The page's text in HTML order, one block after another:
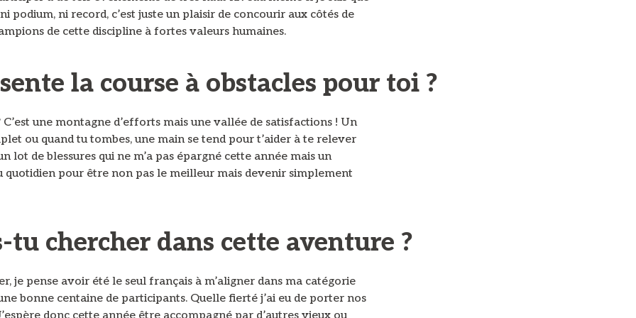
podium, ni record, c’est juste un plaisir de concourir aux côtés de
de cette discipline à fortes valeurs humaines.
la course à obstacles pour toi ?
C’est une montagne d’efforts mais une vallée de satisfactions ! Un
ou quand tu tombes, une main se tend pour t’aider à te relever
lot de blessures qui ne m’a pas épargné cette année mais un
quotidien pour être non pas le meilleur mais devenir simplement
tu chercher dans cette aventure ?
je pense avoir été le seul français à m’aligner dans ma catégorie
bonne centaine de participants. Quelle fierté j’ai eu de porter nos